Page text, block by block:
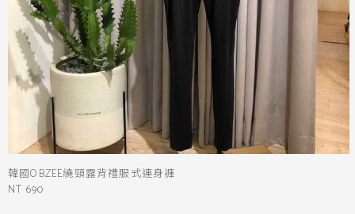
韓國OBZEE繞頸露背禮服式連身褲
NT 690